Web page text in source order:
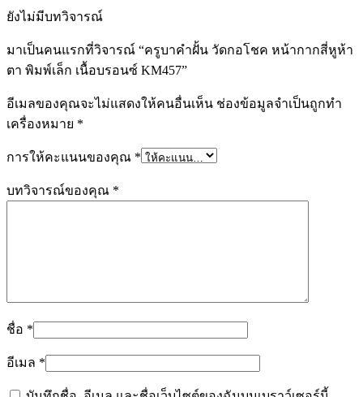
ยังไม่มีบทวิจารณ์
มาเป็นคนแรกที่วิจารณ์ “ครูบาคำฝั้น วัดกอโชค หน้ากากสี่หูห้า
ตา พิมพ์เล็ก เนื้อบรอนซ์ KM457”
อีเมลของคุณจะไม่แสดงให้คนอื่นเห็น ช่องข้อมูลจำเป็นถูกทำ
เครื่องหมาย *
การให้คะแนนของคุณ *
บทวิจารณ์ของคุณ *
ชื่อ *
อีเมล *